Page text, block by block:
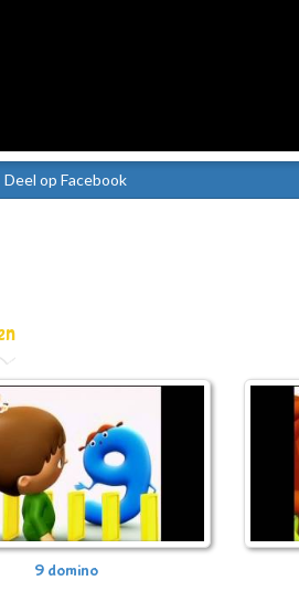
Deel op Facebook
9 domino